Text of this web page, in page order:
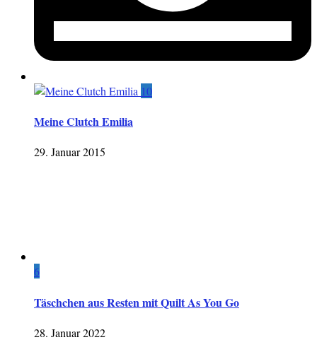
10
Meine Clutch Emilia
29. Januar 2015
6
Täschchen aus Resten mit Quilt As You Go
28. Januar 2022